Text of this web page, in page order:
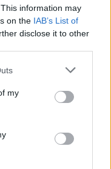
information may
on the IAB’s List of
disclose it to other
my